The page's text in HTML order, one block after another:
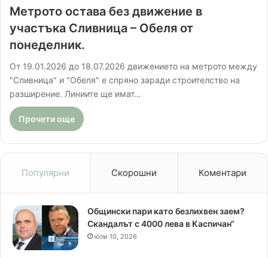
Метрото остава без движение в
участъка Сливница – Обеля от
понеделник.
От 19.01.2026 до 18.07.2026 движението на метрото между
"Сливница" и "Обеля" е спряно заради строителство на
разширение. Линиите ще имат…
Прочети още
Популярни Скорошни Коментари
Общински пари като безлихвен заем?
Скандалът с 4000 лева в Каспичан“
юли 10, 2026